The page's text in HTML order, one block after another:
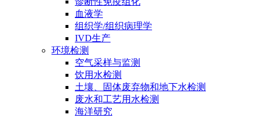
血液学
组织学/组织病理学
IVD生产
环境检测
空气采样与监测
饮用水检测
土壤、固体废弃物和地下水检测
废水和工艺用水检测
海洋研究